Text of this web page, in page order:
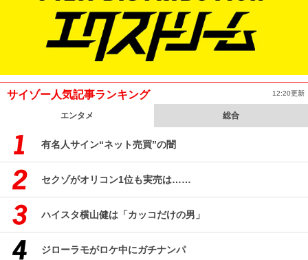
サイゾー人気記事ランキング 12:20更新
エンタメ 総合
有名人サイン“ネット売買”の闇
セクゾがオリコン1位も実売は……
ハイスタ横山健は「カッコだけの男」
ジローラモがロケ中にガチナンパ